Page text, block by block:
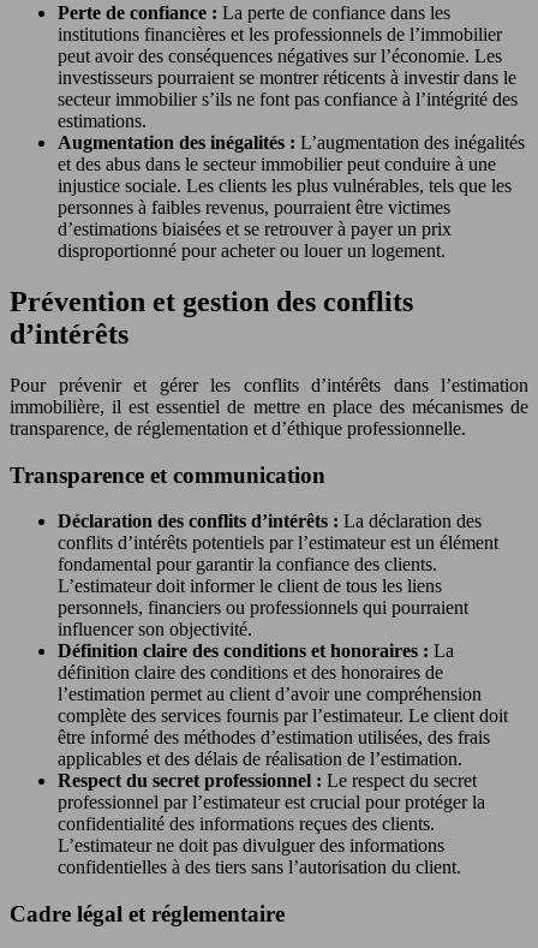
Perte de confiance : La perte de confiance dans les
institutions financières et les professionnels de l’immobilier
peut avoir des conséquences négatives sur l’économie. Les
investisseurs pourraient se montrer réticents à investir dans le
secteur immobilier s’ils ne font pas confiance à l’intégrité des
estimations.
Augmentation des inégalités : L’augmentation des inégalités
et des abus dans le secteur immobilier peut conduire à une
injustice sociale. Les clients les plus vulnérables, tels que les
personnes à faibles revenus, pourraient être victimes
d’estimations biaisées et se retrouver à payer un prix
disproportionné pour acheter ou louer un logement.
Prévention et gestion des conflits
d’intérêts
Pour prévenir et gérer les conflits d’intérêts dans l’estimation
immobilière, il est essentiel de mettre en place des mécanismes de
transparence, de réglementation et d’éthique professionnelle.
Transparence et communication
Déclaration des conflits d’intérêts : La déclaration des
conflits d’intérêts potentiels par l’estimateur est un élément
fondamental pour garantir la confiance des clients.
L’estimateur doit informer le client de tous les liens
personnels, financiers ou professionnels qui pourraient
influencer son objectivité.
Définition claire des conditions et honoraires : La
définition claire des conditions et des honoraires de
l’estimation permet au client d’avoir une compréhension
complète des services fournis par l’estimateur. Le client doit
être informé des méthodes d’estimation utilisées, des frais
applicables et des délais de réalisation de l’estimation.
Respect du secret professionnel : Le respect du secret
professionnel par l’estimateur est crucial pour protéger la
confidentialité des informations reçues des clients.
L’estimateur ne doit pas divulguer des informations
confidentielles à des tiers sans l’autorisation du client.
Cadre légal et réglementaire